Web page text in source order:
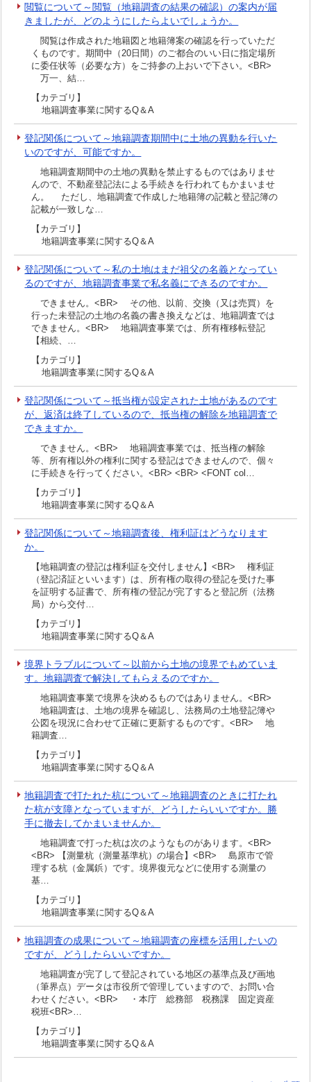
閲覧について～閲覧（地籍調査の結果の確認）の案内が届
きましたが、どのようにしたらよいでしょうか。
閲覧は作成された地籍図と地籍簿案の確認を行っていただ
くものです。期間中（20日間）のご都合のいい日に指定場所
に委任状等（必要な方）をご持参の上おいで下さい。<BR>
万一、結…
【カテゴリ】
地籍調査事業に関するQ＆A
登記関係について～地籍調査期間中に土地の異動を行いた
いのですが、可能ですか。
地籍調査期間中の土地の異動を禁止するものではありませ
んので、不動産登記法による手続きを行われてもかまいませ
ん。 ただし、地籍調査で作成した地籍簿の記載と登記簿の
記載が一致しな…
【カテゴリ】
地籍調査事業に関するQ＆A
登記関係について～私の土地はまだ祖父の名義となってい
るのですが、地籍調査事業で私名義にできるのですか。
できません。<BR> その他、以前、交換（又は売買）を
行った未登記の土地の名義の書き換えなどは、地籍調査では
できません。<BR> 地籍調査事業では、所有権移転登記
【相続、…
【カテゴリ】
地籍調査事業に関するQ＆A
登記関係について～抵当権が設定された土地があるのです
が、返済は終了しているので、抵当権の解除を地籍調査で
できますか。
できません。<BR> 地籍調査事業では、抵当権の解除
等、所有権以外の権利に関する登記はできませんので、個々
に手続きを行ってください。<BR> <BR> <FONT col…
【カテゴリ】
地籍調査事業に関するQ＆A
登記関係について～地籍調査後、権利証はどうなります
か。
【地籍調査の登記は権利証を交付しません】<BR> 権利証
（登記済証といいます）は、所有権の取得の登記を受けた事
を証明する証書で、所有権の登記が完了すると登記所（法務
局）から交付…
【カテゴリ】
地籍調査事業に関するQ＆A
境界トラブルについて～以前から土地の境界でもめていま
す。地籍調査で解決してもらえるのですか。
地籍調査事業で境界を決めるものではありません。<BR>
地籍調査は、土地の境界を確認し、法務局の土地登記簿や
公図を現況に合わせて正確に更新するものです。<BR> 地
籍調査…
【カテゴリ】
地籍調査事業に関するQ＆A
地籍調査で打たれた杭について～地籍調査のときに打たれ
た杭が支障となっていますが、どうしたらいいですか。勝
手に撤去してかまいませんか。
地籍調査で打った杭は次のようなものがあります。<BR>
<BR> 【測量杭（測量基準杭）の場合】<BR> 島原市で管
理する杭（金属鋲）です。境界復元などに使用する測量の
基…
【カテゴリ】
地籍調査事業に関するQ＆A
地籍調査の成果について～地籍調査の座標を活用したいの
ですが、どうしたらいいですか。
地籍調査が完了して登記されている地区の基準点及び画地
（筆界点）データは市役所で管理していますので、お問い合
わせください。<BR> ・本庁 総務部 税務課 固定資産
税班<BR>…
【カテゴリ】
地籍調査事業に関するQ＆A